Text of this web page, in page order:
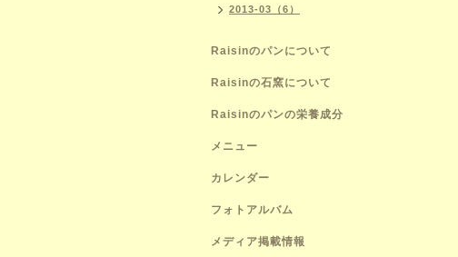
2013-03（6）
Raisinのパンについて
Raisinの石窯について
Raisinのパンの栄養成分
メニュー
カレンダー
フォトアルバム
メディア掲載情報